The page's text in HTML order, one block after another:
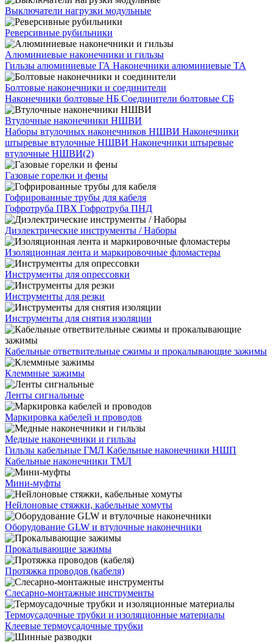
Выключатели нагрузки модульные
Реверсивные рубильники
Алюминиевые наконечники и гильзы
Гильзы алюминиевые ГА Наконечники алюминиевые ТА
Болтовые наконечники и соединители
Наконечники болтовые НБ Соединители болтовые СБ
Втулочные наконечники НШВИ
Наборы втулочных наконечников НШВИ Наконечники
штыревые втулочные НШВИ Наконечники штыревые
втулочные НШВИ(2)
Газовые горелки и фены
Гофрированные трубы для кабеля
Гофротруба ПВХ Гофротруба ПНД
Диэлектрические инструменты / Наборы
Изоляционная лента и маркировочные фломастеры
Инструменты для опрессовки
Инструменты для резки
Инструменты для снятия изоляции
Кабельные ответвительные сжимы и прокалывающие зажимы
Клеммные зажимы
Ленты сигнальные
Маркировка кабелей и проводов
Медные наконечники и гильзы
Гильзы кабельные ГМЛ Кабельные наконечники НШП
Кабельные наконечники ТМЛ
Мини-муфты
Нейлоновые стяжки, кабельные хомуты
Оборудование GLW и втулочные наконечники
Прокалывающие зажимы
Протяжка проводов (кабеля)
Слесарно-монтажные инструменты
Термоусадочные трубки и изоляционные материалы
Клеевые термоусадочные трубки